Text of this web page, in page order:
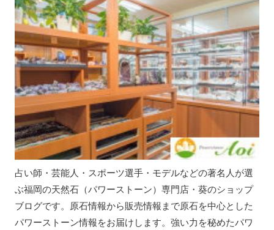
占い師・芸能人・スポーツ選手・モデルなどの著名人が選
ぶ福岡の天然石（パワーストーン）専門店・葵のショップ
ブログです。原石情報から販売情報まで原石を中心とした
パワーストーン情報をお届けします。強い力を秘めたパワ